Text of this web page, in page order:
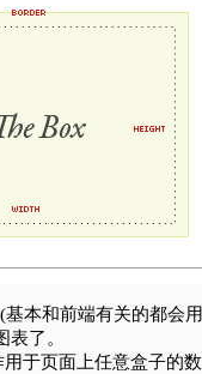
本和前端有关的都会
了。
于页面上任意盒子的数